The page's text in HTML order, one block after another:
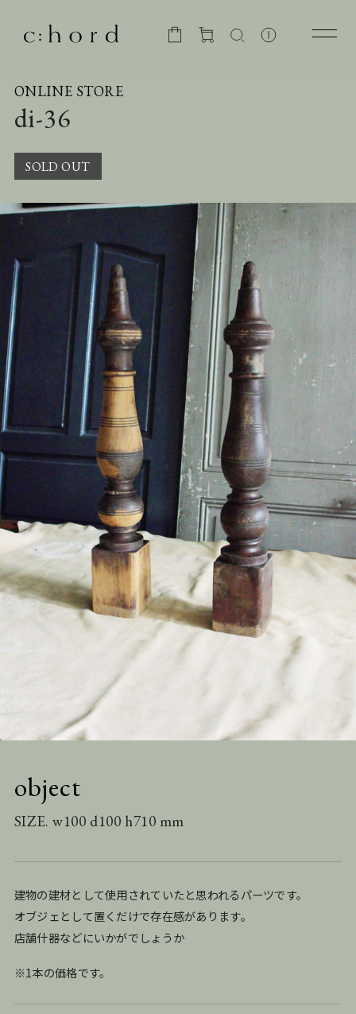
ONLINE STORE
di-36
object
SIZE. w100 d100 h710 mm
建物の建材として使用されていたと思われるパーツです。
オブジェとして置くだけで存在感があります。
店舗什器などにいかがでしょうか
※1本の価格です。